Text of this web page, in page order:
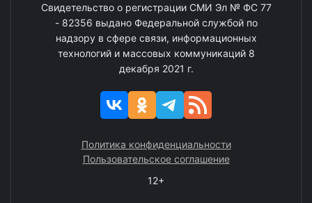
Свидетельство о регистрации СМИ Эл № ФС 77
- 82356 выдано Федеральной службой по
надзору в сфере связи, информационных
технологий и массовых коммуникаций 8
декабря 2021 г.
Политика конфиденциальности
Пользовательское соглашение
12+